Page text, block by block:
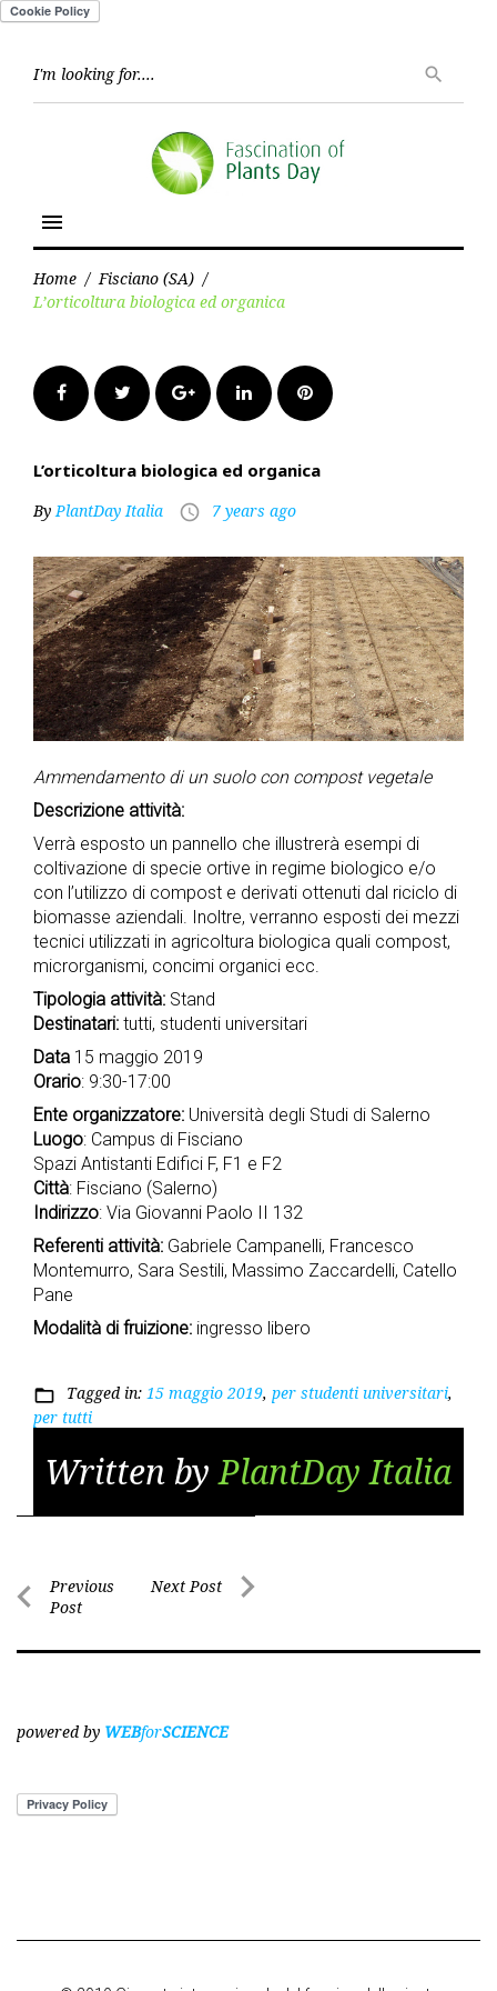
search
menu
Home / Fisciano (SA) /
L’orticoltura biologica ed organica
FacebookTwitter Google+LinkedInPinterest
L’orticoltura biologica ed organica
ByPlantDay Italia access_time 7 years ago
Ammendamento di un suolo con compost vegetale
Descrizione attività:
Verrà esposto un pannello che illustrerà esempi di
coltivazione di specie ortive in regime biologico e/o
con l’utilizzo di compost e derivati ottenuti dal riciclo di
biomasse aziendali. Inoltre, verranno esposti dei mezzi
tecnici utilizzati in agricoltura biologica quali compost,
microrganismi, concimi organici ecc.
Tipologia attività: Stand
Destinatari: tutti, studenti universitari
Data 15 maggio 2019
Orario: 9:30-17:00
Ente organizzatore: Università degli Studi di Salerno
Luogo: Campus di Fisciano
Spazi Antistanti Edifici F, F1 e F2
Città: Fisciano (Salerno)
Indirizzo: Via Giovanni Paolo II 132
Referenti attività: Gabriele Campanelli, Francesco
Montemurro, Sara Sestili, Massimo Zaccardelli, Catello
Pane
Modalità di fruizione: ingresso libero
folder_open Tagged in: 15 maggio 2019, per studenti universitari,
per tutti
Written byPlantDay Italia
Post
navigation
Previous
Post
Post
Next Post
powered by WEBforSCIENCE